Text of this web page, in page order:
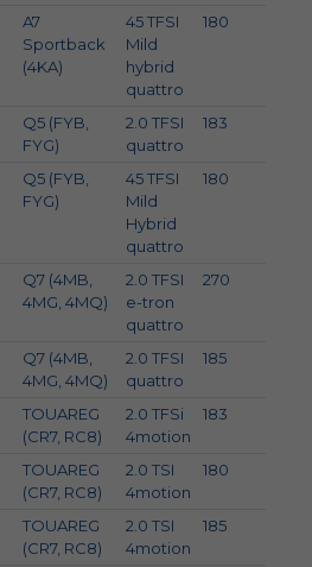
A7
Sportback
(4KA)
45 TFSI
Mild
hybrid
quattro
180
Q5 (FYB,
FYG)
2.0 TFSI
quattro
183
Q5 (FYB,
FYG)
45 TFSI
Mild
Hybrid
quattro
180
Q7 (4MB,
4MG, 4MQ)
2.0 TFSI
e-tron
quattro
270
Q7 (4MB,
4MG, 4MQ)
2.0 TFSI
quattro
185
TOUAREG
(CR7, RC8)
2.0 TFSi
4motion
183
TOUAREG
(CR7, RC8)
2.0 TSI
4motion
180
TOUAREG
(CR7, RC8)
2.0 TSI
4motion
185